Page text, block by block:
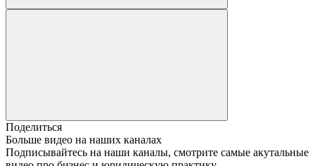
Поделиться
Больше видео на наших каналах
Подписывайтесь на наши каналы, смотрите самые акутальные